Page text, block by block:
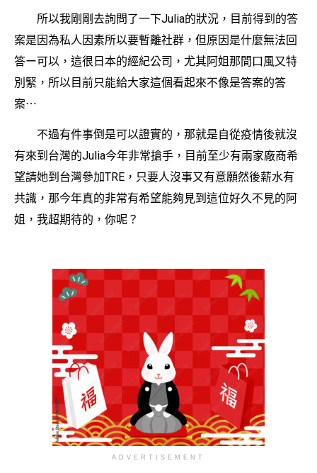
所以我剛剛去詢問了一下Julia的狀況，目前得到的答
案是因為私人因素所以要暫離社群，但原因是什麼無法回
答ー可以，這很日本的經紀公司，尤其阿姐那間口風又特
別緊，所以目前只能給大家這個看起來不像是答案的答
案⋯
不過有件事倒是可以證實的，那就是自從疫情後就沒
有來到台灣的Julia今年非常搶手，目前至少有兩家廠商希
望請她到台灣參加TRE，只要人沒事又有意願然後薪水有
共識，那今年真的非常有希望能夠見到這位好久不見的阿
姐，我超期待的，你呢？
ADVERTISEMENT